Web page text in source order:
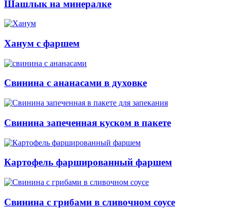
Шашлык на минералке
Ханум с фаршем
Свинина с ананасами в духовке
Свинина запеченная куском в пакете
Картофель фаршированный фаршем
Свинина с грибами в сливочном соусе